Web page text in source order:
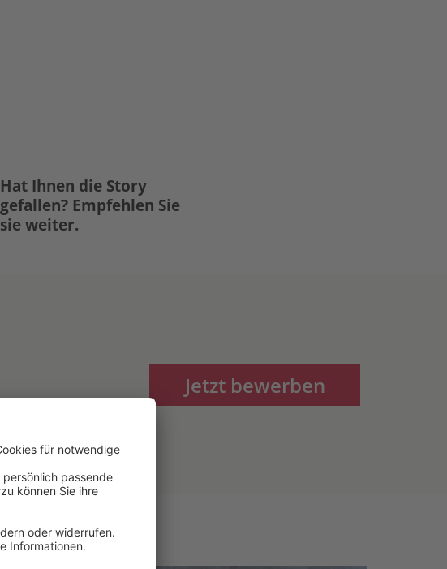
Hat Ihnen die Story
gefallen? Empfehlen Sie
sie weiter.
Jetzt bewerben